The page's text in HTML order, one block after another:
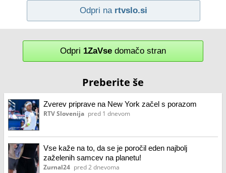
Odpri na rtvslo.si
Odpri 1ZaVse domačo stran
Preberite še
Zverev priprave na New York začel s porazom
RTV Slovenija pred 1 dnevom
Vse kaže na to, da se je poročil eden najbolj
zaželenih samcev na planetu!
Zurnal24 pred 2 dnevoma